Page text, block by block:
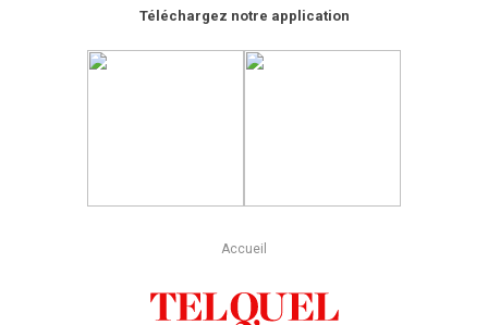
Téléchargez notre application
Accueil